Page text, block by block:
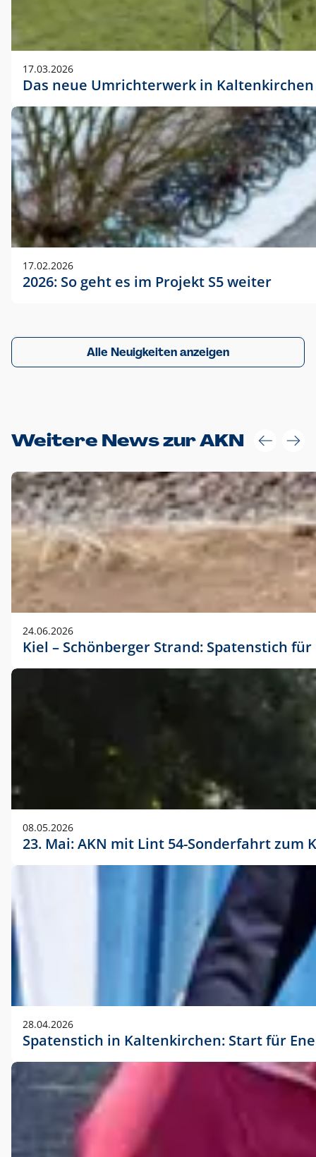
17.03.2026
Das neue Umrichterwerk in Kaltenkirchen
17.02.2026
2026: So geht es im Projekt S5 weiter
Alle Neuigkeiten anzeigen
Weitere News zur AKN
24.06.2026
Kiel – Schönberger Strand: Spatenstich
08.05.2026
23. Mai: AKN mit Lint 54-Sonderfahrt
28.04.2026
Spatenstich in Kaltenkirchen: Start für